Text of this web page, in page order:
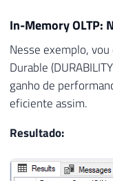
51
53
54
55
56
58
59
60
SET
SET @Total
SET
SET @Dt_Log
WHILE
BEGIN
In-Memory OLTP:
Nesse exemplo,
Durable
ganho de
eficiente assim.
Resultado: